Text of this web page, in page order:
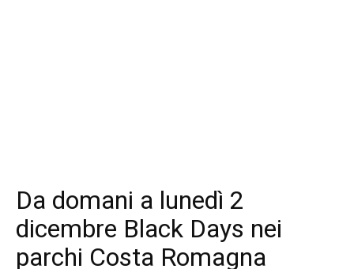
Da domani a lunedì 2
dicembre Black Days nei
parchi Costa Romagna